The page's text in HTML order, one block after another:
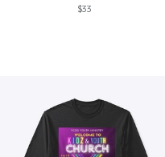
$33